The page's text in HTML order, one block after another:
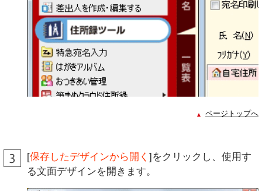
ページトップへ
[保存したデザインから開く ]をクリックし、使用す
る文面デザインを開きます。